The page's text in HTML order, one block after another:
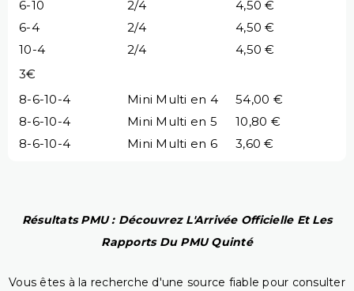
6-10
2/4
4,50 €
6-4
2/4
4,50 €
10-4
2/4
4,50 €
3€
8-6-10-4
Mini Multi en 4
54,00 €
8-6-10-4
Mini Multi en 5
10,80 €
8-6-10-4
Mini Multi en 6 3,60 €
Résultats PMU : Découvrez L'Arrivée Officielle Et Les
Rapports Du PMU Quinté
Vous êtes à la recherche d'une source fiable pour consulter